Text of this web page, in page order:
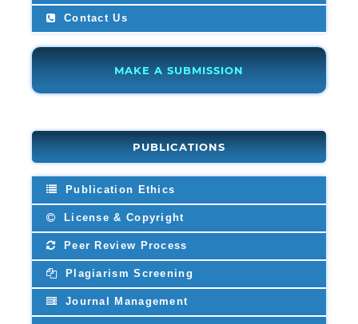
Contact Us
MAKE A SUBMISSION
PUBLICATIONS
Publication Ethics
License & Copyright
Peer Review Process
Plagiarism Screening
Journal Management